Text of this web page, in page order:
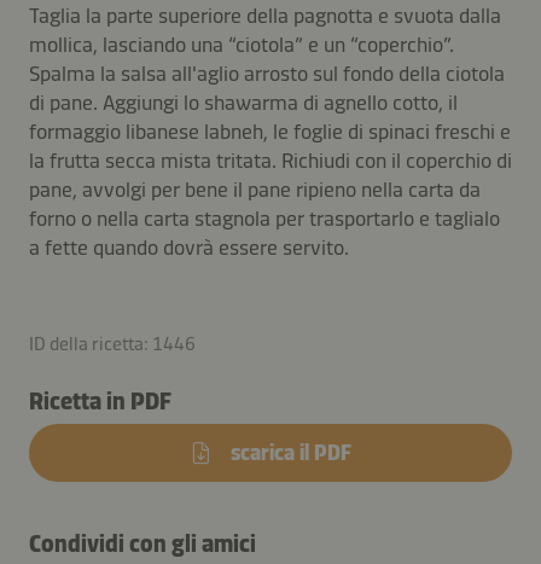
Taglia la parte superiore della pagnotta e svuota dalla
mollica, lasciando una “ciotola” e un “coperchio”.
Spalma la salsa all'aglio arrosto sul fondo della ciotola
di pane. Aggiungi lo shawarma di agnello cotto, il
formaggio libanese labneh, le foglie di spinaci freschi e
la frutta secca mista tritata. Richiudi con il coperchio di
pane, avvolgi per bene il pane ripieno nella carta da
forno o nella carta stagnola per trasportarlo e taglialo
a fette quando dovrà essere servito.
ID della ricetta: 1446
Ricetta in PDF
scarica il PDF
Condividi con gli amici